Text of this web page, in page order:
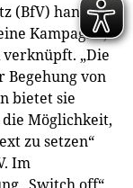
(BfV) handelt
Kampagne,
„Die
Begehung von
bietet sie
Möglichkeit,
zu setzen“
Im